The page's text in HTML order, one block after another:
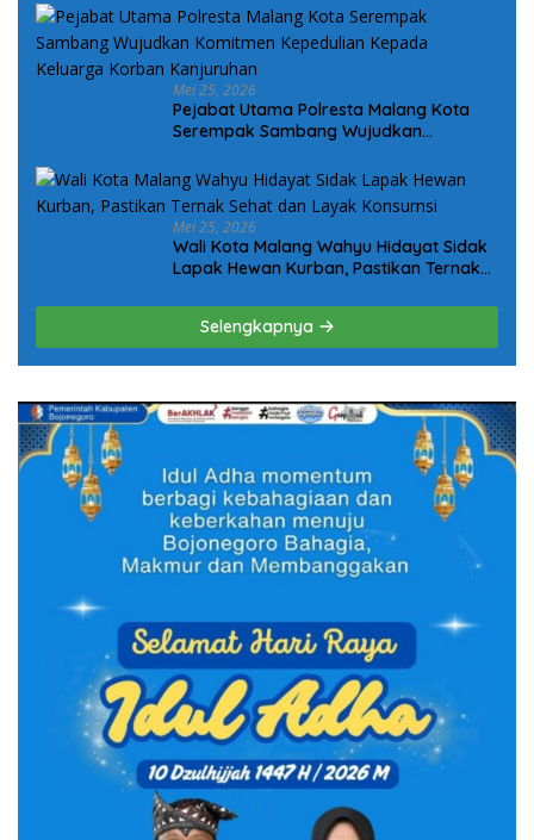
Mei 25, 2026
Pejabat Utama Polresta Malang Kota
Serempak Sambang Wujudkan
Korban Kanjuruhan
Mei 25, 2026
Wali Kota Malang Wahyu Hidayat Sidak
Lapak Hewan Kurban, Pastikan Ternak
Selengkapnya